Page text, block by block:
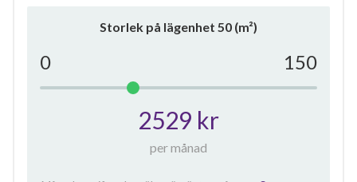
Storlek på lägenhet 50 (m²)
0 150
2529 kr
per månad